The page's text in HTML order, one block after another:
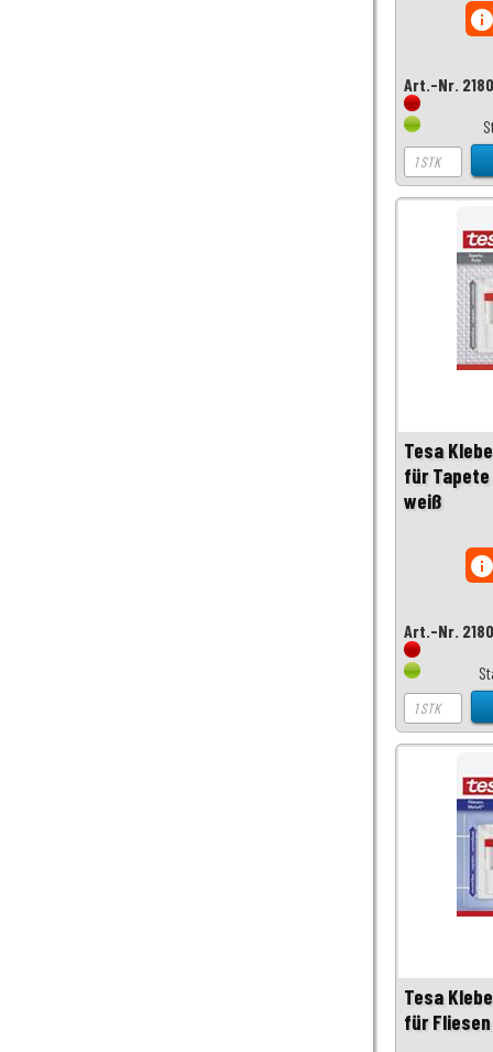
Art.-Nr.
Tesa
für Tapete
weiß
Art.-Nr.
Tesa
für